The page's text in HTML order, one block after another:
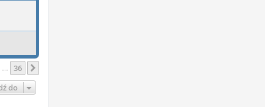
… 36
do